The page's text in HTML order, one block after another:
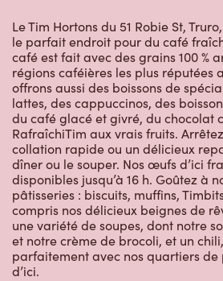
Le Tim Hortons du 51 Robie St,
le parfait endroit pour du café
café est fait avec des grains 100 %
régions caféières les plus réputées
offrons aussi des boissons de
lattes, des cappuccinos, des
du café glacé et givré, du chocolat
RafraîchiTim aux vrais fruits.
collation rapide ou un délicieux
dîner ou le souper. Nos œufs d’ici
disponibles jusqu’à 16 h. Goûtez à
pâtisseries : biscuits, muffins,
compris nos délicieux beignes de
une variété de soupes, dont notre
et notre crème de brocoli, et un
parfaitement avec nos quartiers de
d’ici.